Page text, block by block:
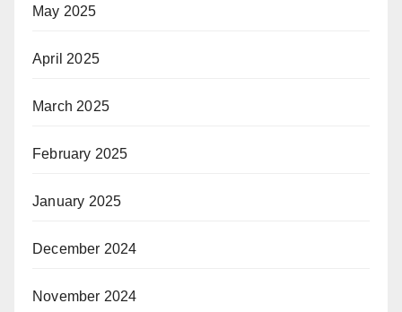
May 2025
April 2025
March 2025
February 2025
January 2025
December 2024
November 2024